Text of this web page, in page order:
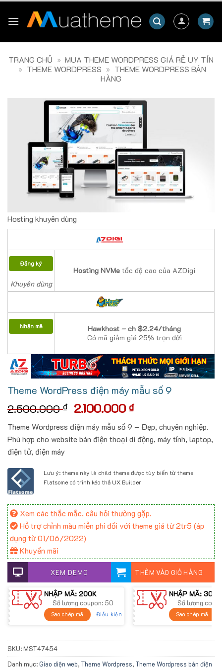
TRANG CHỦ » MUA THEME WORDPRESS GIÁ RẺ UY TÍN
» THEME WORDPRESS » THEME WORDPRESS BÁN
HÀNG
Hosting khuyên dùng
Đăng ký
Khuyên dùng
Hosting NVMe tốc độ cao của AZDigi
Nhận mã
Hawkhost – ch $2.24/tháng
Có mã giảm giá 25% trọn đời
Theme WordPress điện máy mẫu số 9
2.500.000₫ Giá
là:
2.500.000 ₫.
2.100.000 ₫Giá
tại
là:
Theme Wordpress điện máy mẫu số 9 – Đẹp, chuyên nghiệp.
Phù hợp cho website bán điện thoại di động, máy tính, laptop,
điện tử, điện máy
Lưu ý: theme này là child theme được tùy biến từ theme
Flatsome có trình kéo thả UX Builder
Xem các thắc mắc, câu hỏi thường gặp.
Hỗ trợ chỉnh màu miễn phí đối với theme giá từ 2tr5 (áp
dụng từ 01/06/2022)
Khuyến mãi
XEM DEMO THÊM VÀO GIỎ HÀNG
NHẬP MÃ: 200K
Số lượng coupon: 50
Sao chép mã Điều kiện
NHẬP MÃ: 300K
Số lượng
Sao chép mã
SKU: MST47454
Danh mục:Giao diện web, Theme Wordpress, Theme Wordpress bán điện